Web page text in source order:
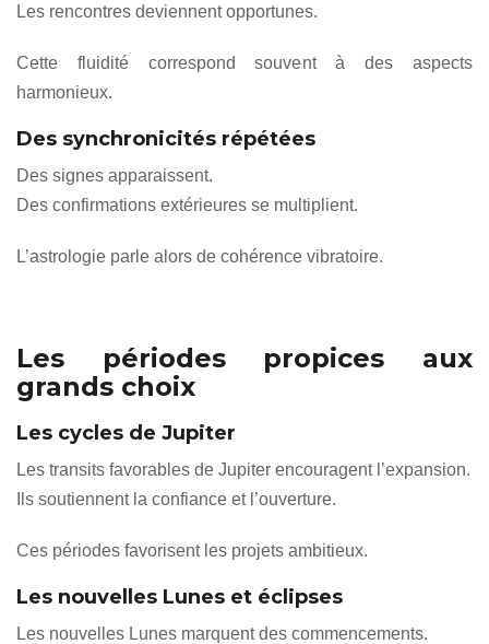
Les rencontres deviennent opportunes.
Cette fluidité correspond souvent à des aspects
harmonieux.
Des synchronicités répétées
Des signes apparaissent.
Des confirmations extérieures se multiplient.
L’astrologie parle alors de cohérence vibratoire.
Les périodes propices aux
grands choix
Les cycles de Jupiter
Les transits favorables de Jupiter encouragent l’expansion.
Ils soutiennent la confiance et l’ouverture.
Ces périodes favorisent les projets ambitieux.
Les nouvelles Lunes et éclipses
Les nouvelles Lunes marquent des commencements.